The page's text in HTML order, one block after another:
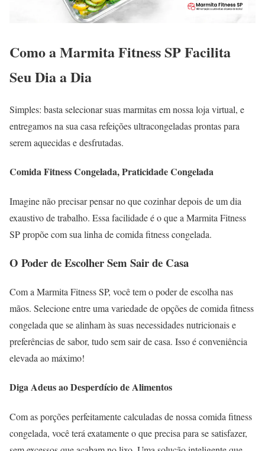
Como a Marmita Fitness SP Facilita
Seu Dia a Dia
Simples: basta selecionar suas marmitas em nossa loja virtual, e
entregamos na sua casa refeições ultracongeladas prontas para
serem aquecidas e desfrutadas.
Comida Fitness Congelada, Praticidade Congelada
Imagine não precisar pensar no que cozinhar depois de um dia
exaustivo de trabalho. Essa facilidade é o que a Marmita Fitness
SP propõe com sua linha de comida fitness congelada.
O Poder de Escolher Sem Sair de Casa
Com a Marmita Fitness SP, você tem o poder de escolha nas
mãos. Selecione entre uma variedade de opções de comida fitness
congelada que se alinham às suas necessidades nutricionais e
preferências de sabor, tudo sem sair de casa. Isso é conveniência
elevada ao máximo!
Diga Adeus ao Desperdício de Alimentos
Com as porções perfeitamente calculadas de nossa comida fitness
congelada, você terá exatamente o que precisa para se satisfazer,